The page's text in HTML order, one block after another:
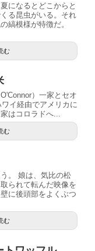
になるとどこからと
る昆虫がいる。それ
縞模様が特徴だ。
む
）一家とセオ
ワイ経由でアメリカに
はコロラドへ...
む
。 娘は、気比の松
られて転んだ映像を
に後頭部をよくぶつ
む